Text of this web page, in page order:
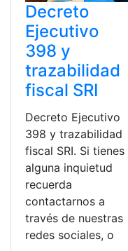
Decreto
Ejecutivo
398 y
trazabilidad
fiscal SRI
Decreto Ejecutivo
398 y trazabilidad
fiscal SRI. Si tienes
alguna inquietud
recuerda
contactarnos a
través de nuestras
redes sociales, o